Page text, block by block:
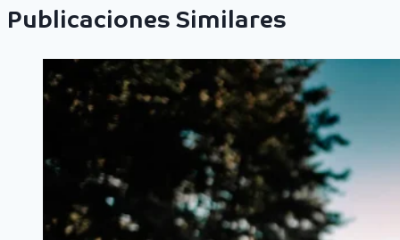
Publicaciones Similares